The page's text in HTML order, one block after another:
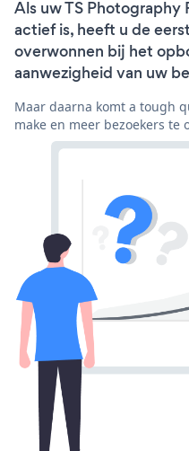
Als uw TS Photography
actief is, heeft u de
overwonnen bij het
aanwezigheid van uw
Maar daarna komt a tough
make en meer bezoekers te